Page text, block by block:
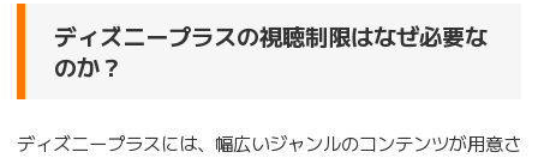
ディズニープラスの視聴制限はなぜ必要な
のか？
ディズニープラスには、幅広いジャンルのコンテンツが用意さ